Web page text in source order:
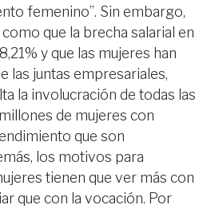
femenino”. Sin embargo,
que la brecha salarial en
y que las mujeres han
las juntas empresariales,
la involucración de todas las
de mujeres con
que son
los motivos para
tienen que ver más con
que con la vocación. Por